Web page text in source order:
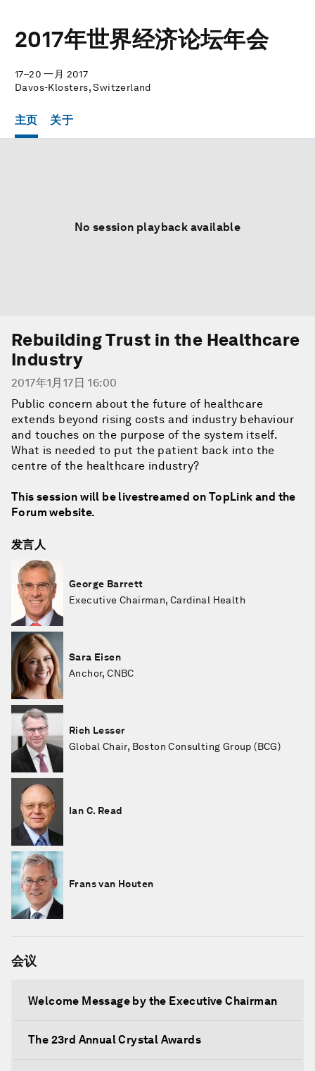
2017年世界经济论坛年会
17–20 一月 2017
Davos-Klosters, Switzerland
主页 关于
No session playback available
Rebuilding Trust in the Healthcare
Industry
2017年1月17日 16:00
Public concern about the future of healthcare
extends beyond rising costs and industry behaviour
and touches on the purpose of the system itself.
What is needed to put the patient back into the
centre of the healthcare industry?
This session will be livestreamed on TopLink and the
Forum website.
发言人
George Barrett
Executive Chairman, Cardinal Health
Sara Eisen
Anchor, CNBC
Rich Lesser
Global Chair, Boston Consulting Group (BCG)
Ian C. Read
Frans van Houten
会议
Welcome Message by the Executive Chairman
The 23rd Annual Crystal Awards